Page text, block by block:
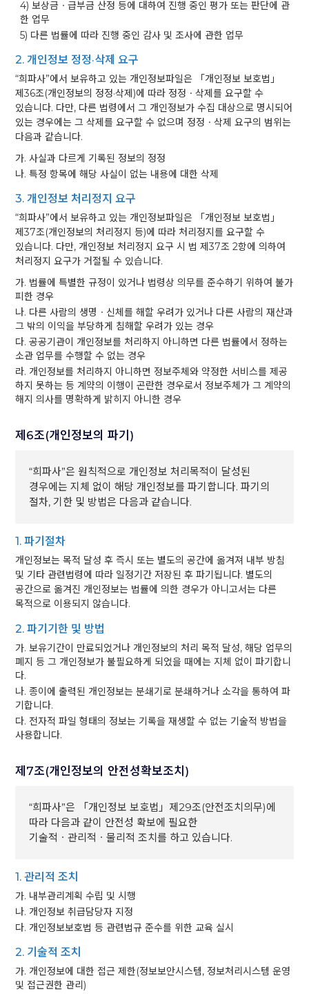
4) 보상금ㆍ급부금 산정 등에 대하여 진행 중인 평가 또는 판단에 관
한 업무
5) 다른 법률에 따라 진행 중인 감사 및 조사에 관한 업무
2. 개인정보 정정·삭제 요구
“희파사”에서 보유하고 있는 개인정보파일은 「개인정보 보호법」
제36조(개인정보의 정정·삭제)에 따라 정정ㆍ삭제를 요구할 수
있습니다. 다만, 다른 법령에서 그 개인정보가 수집 대상으로 명시되어
있는 경우에는 그 삭제를 요구할 수 없으며 정정ㆍ삭제 요구의 범위는
다음과 같습니다.
가. 사실과 다르게 기록된 정보의 정정
나. 특정 항목에 해당 사실이 없는 내용에 대한 삭제
3. 개인정보 처리정지 요구
“희파사”에서 보유하고 있는 개인정보파일은 「개인정보 보호법」
제37조(개인정보의 처리정지 등)에 따라 처리정지를 요구할 수
있습니다. 다만, 개인정보 처리정지 요구 시 법 제37조 2항에 의하여
처리정지 요구가 거절될 수 있습니다.
가. 법률에 특별한 규정이 있거나 법령상 의무를 준수하기 위하여 불가
피한 경우
나. 다른 사람의 생명ㆍ신체를 해할 우려가 있거나 다른 사람의 재산과
그 밖의 이익을 부당하게 침해할 우려가 있는 경우
다. 공공기관이 개인정보를 처리하지 아니하면 다른 법률에서 정하는
소관 업무를 수행할 수 없는 경우
라. 개인정보를 처리하지 아니하면 정보주체와 약정한 서비스를 제공
하지 못하는 등 계약의 이행이 곤란한 경우로서 정보주체가 그 계약의
해지 의사를 명확하게 밝히지 아니한 경우
제6조(개인정보의 파기)
“희파사”은 원칙적으로 개인정보 처리목적이 달성된
경우에는 지체 없이 해당 개인정보를 파기합니다. 파기의
절차, 기한 및 방법은 다음과 같습니다.
1. 파기절차
개인정보는 목적 달성 후 즉시 또는 별도의 공간에 옮겨져 내부 방침
및 기타 관련법령에 따라 일정기간 저장된 후 파기됩니다. 별도의
공간으로 옮겨진 개인정보는 법률에 의한 경우가 아니고서는 다른
목적으로 이용되지 않습니다.
2. 파기기한 및 방법
가. 보유기간이 만료되었거나 개인정보의 처리 목적 달성, 해당 업무의
폐지 등 그 개인정보가 불필요하게 되었을 때에는 지체 없이 파기합니
다.
나. 종이에 출력된 개인정보는 분쇄기로 분쇄하거나 소각을 통하여 파
기합니다.
다. 전자적 파일 형태의 정보는 기록을 재생할 수 없는 기술적 방법을
사용합니다.
제7조(개인정보의 안전성확보조치)
“희파사”은 「개인정보 보호법」제29조(안전조치의무)에
따라 다음과 같이 안전성 확보에 필요한
기술적ㆍ관리적ㆍ물리적 조치를 하고 있습니다.
1. 관리적 조치
가. 내부관리계획 수립 및 시행
나. 개인정보 취급담당자 지정
다. 개인정보보호법 등 관련법규 준수를 위한 교육 실시
2. 기술적 조치
가. 개인정보에 대한 접근 제한(정보보안시스템, 정보처리시스템 운영
및 접근권한 관리)